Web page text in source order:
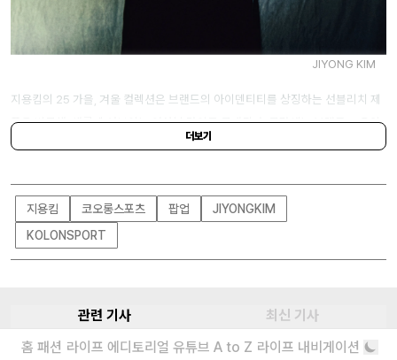
JIYONG KIM
지용킴의 25 가을, 겨울 컬렉션은 브랜드의 아이덴티티를 상징하는 선블리치 제
품을 비롯해, 새롭게 선보이는 여성복 라인도 공개된다. 공간에는 브랜드 고유의
디자인 언어를 보여주는 선블리치 아이템도 전시되어, 지용킴이 지속적으로 탐구
주소｜서울 서초구 신반포로 176 장소 신세계백화점 강남점 7층 브릿지
더보기
지용킴 코오롱스포츠 팝업
JIYONGKIM
KOLONSPORT
관련 기사 최신 기사
지용킴과 푸마, 두 번째 협업 스니커즈
홈 패션 라이프 에디토리얼 유튜브 A to Z 라이프 내비게이션